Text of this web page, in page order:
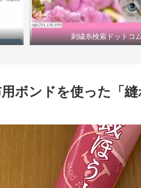
刺繍糸検索ドットコ
用ボンドを使った「